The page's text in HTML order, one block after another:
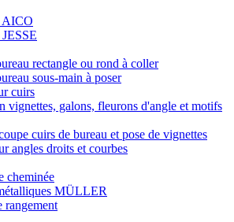
AICO
rectangle ou rond à coller
sous-main à poser
cuirs
vignettes, galons, fleurons d'angle et motifs
cuirs de bureau et pose de vignettes
angles droits et courbes
cheminée
MÜLLER
rangement